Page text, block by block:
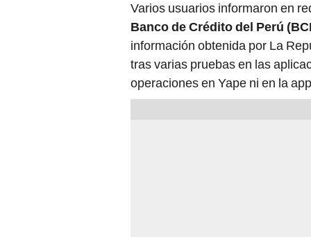
Varios usuarios informaron en
Banco de Crédito del Perú
información obtenida por La
tras varias pruebas en las
operaciones en Yape ni en la